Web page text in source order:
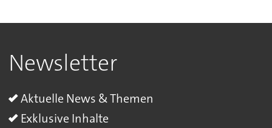
Newsletter
Aktuelle News & Themen
Exklusive Inhalte